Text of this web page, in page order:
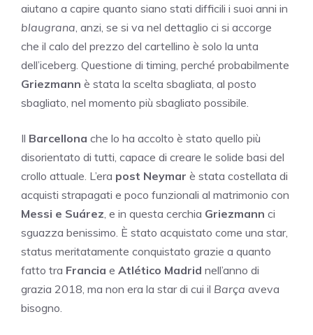
aiutano a capire quanto siano stati difficili i suoi anni in
blaugrana , anzi, se si va nel dettaglio ci si accorge
che il calo del prezzo del cartellino è solo la unta
dell’iceberg. Questione di timing, perché probabilmente
Griezmann è stata la scelta sbagliata, al posto
sbagliato, nel momento più sbagliato possibile.
Il Barcellona che lo ha accolto è stato quello più
disorientato di tutti, capace di creare le solide basi del
crollo attuale. L’era post Neymar è stata costellata di
acquisti strapagati e poco funzionali al matrimonio con
Messi e Suárez , e in questa cerchia Griezmann ci
sguazza benissimo. È stato acquistato come una star,
status meritatamente conquistato grazie a quanto
fatto tra Francia e Atlético Madrid nell’anno di
grazia 2018, ma non era la star di cui il Barça aveva
bisogno.